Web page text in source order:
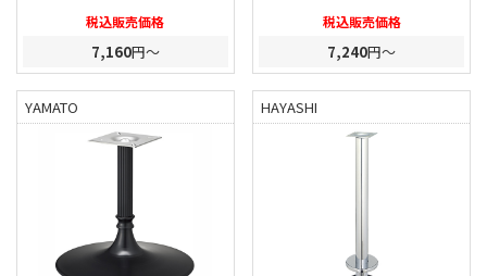
税込販売価格
7,160円～
税込販売価格
7,240円～
YAMATO HAYASHI